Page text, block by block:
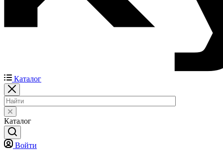
Каталог
Каталог
Войти